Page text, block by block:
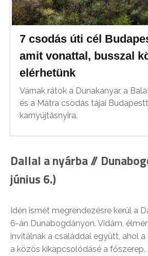
7 csodás úti cél
amit vonattal, busszal
elérhetünk
Várnak rátok a Dunakanyar, a
és a Mátra csodás tájai
karnyújtásnyira.
Dallal a nyárba //
június 6.)
Idén ismét megrendezésre kerül a
6-án Dunabogdányon. Vidám,
invitálnak a családdal együtt, ahol a
a közös kikapcsolódásé a főszerep.